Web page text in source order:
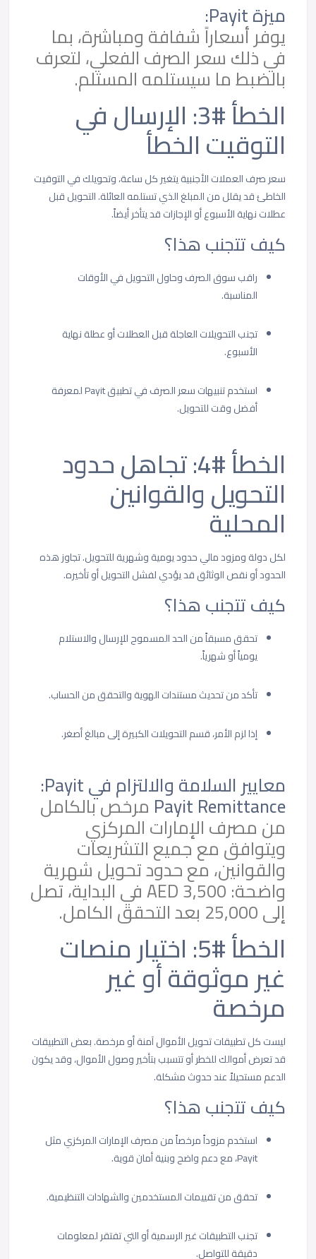
ميزة Payit:
يوفر أسعاراً شفافة ومباشرة، بما
في ذلك سعر الصرف الفعلي، لتعرف
بالضبط ما سيستلمه المستلم.
الخطأ #3: الإرسال في
التوقيت الخطأ
سعر صرف العملات الأجنبية يتغير كل ساعة، وتحويلك في التوقيت
الخاطئ قد يقلل من المبلغ الذي تستلمه العائلة. التحويل قبل
عطلات نهاية الأسبوع أو الإجازات قد يتأخر أيضاً.
كيف تتجنب هذا؟
راقب سوق الصرف وحاول التحويل في الأوقات
المناسبة.
تجنب التحويلات العاجلة قبل العطلات أو عطلة نهاية
الأسبوع.
استخدم تنبيهات سعر الصرف في تطبيق Payit لمعرفة
أفضل وقت للتحويل.
الخطأ #4: تجاهل حدود
التحويل والقوانين
المحلية
لكل دولة ومزود مالي حدود يومية وشهرية للتحويل. تجاوز هذه
الحدود أو نقص الوثائق قد يؤدي لفشل التحويل أو تأخيره.
كيف تتجنب هذا؟
تحقق مسبقاً من الحد المسموح للإرسال والاستلام
يومياً أو شهرياً.
تأكد من تحديث مستندات الهوية والتحقق من الحساب.
إذا لزم الأمر، قسم التحويلات الكبيرة إلى مبالغ أصغر.
معايير السلامة والالتزام في Payit:
Payit Remittance مرخص بالكامل
من مصرف الإمارات المركزي
ويتوافق مع جميع التشريعات
والقوانين، مع حدود تحويل شهرية
واضحة: 3,500 AED في البداية، تصل
إلى 25,000 بعد التحقق الكامل.
الخطأ #5: اختيار منصات
غير موثوقة أو غير
مرخصة
ليست كل تطبيقات تحويل الأموال آمنة أو مرخصة. بعض التطبيقات
قد تعرض أموالك للخطر أو تتسبب بتأخير وصول الأموال، وقد يكون
الدعم مستحيلاً عند حدوث مشكلة.
كيف تتجنب هذا؟
استخدم مزوداً مرخصاً من مصرف الإمارات المركزي مثل
Payit، مع دعم واضح وبنية أمان قوية.
تحقق من تقييمات المستخدمين والشهادات التنظيمية.
تجنب التطبيقات غير الرسمية أو التي تفتقر لمعلومات
دقيقة للتواصل.